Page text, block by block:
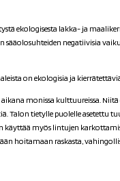
ekologisesta lakka- ja
sääolosuhteiden negatiivisia
on ekologisia ja
monissa kulttuureissa.
Talon tietylle puolelle asetettu
käyttää myös lintujen
hoitamaan raskasta,